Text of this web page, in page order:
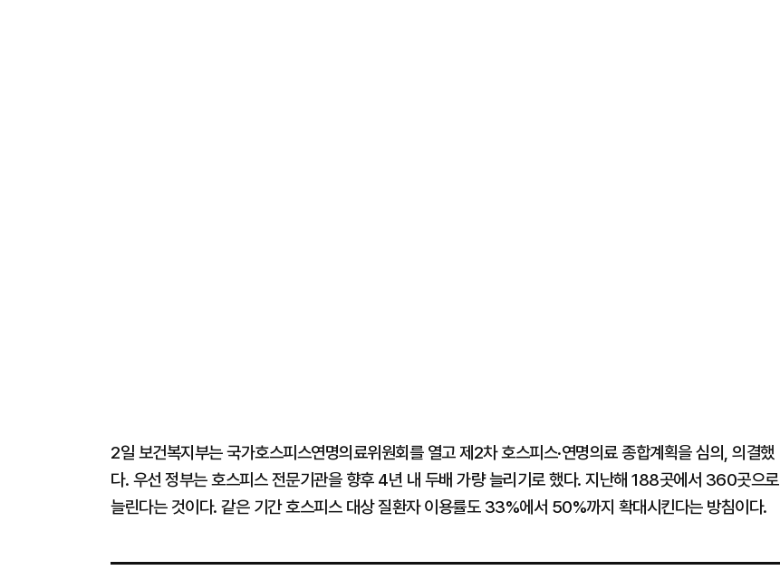
2일 보건복지부는 국가호스피스연명의료위원회를 열고 제2차 호스피스·연명의료 종합계획을 심의, 의결했
다. 우선 정부는 호스피스 전문기관을 향후 4년 내 두배 가량 늘리기로 했다. 지난해 188곳에서 360곳으로
늘린다는 것이다. 같은 기간 호스피스 대상 질환자 이용률도 33%에서 50%까지 확대시킨다는 방침이다.